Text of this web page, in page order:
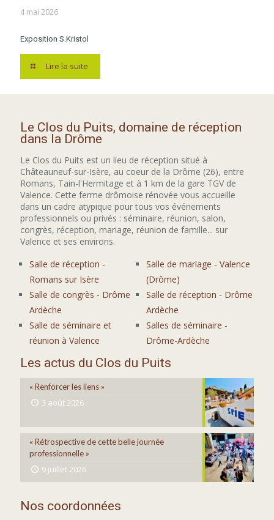
4 mai 2026
Exposition S.Kristol
Lire la suite
Le Clos du Puits, domaine de réception
dans la Drôme
Le Clos du Puits est un lieu de réception situé à
Châteauneuf-sur-Isère, au coeur de la Drôme (26), entre
Romans, Tain-l'Hermitage et à 1 km de la gare TGV de
Valence. Cette ferme drômoise rénovée vous accueille
dans un cadre atypique pour tous vos événements
professionnels ou privés : séminaire, réunion, salon,
congrès, réception, mariage, réunion de famille... sur
Valence et ses environs.
Salle de réception -
Romans sur Isère
Salle de congrès - Drôme
Ardèche
Salle de séminaire et
réunion à Valence
Salle de mariage - Valence
(Drôme)
Salle de réception - Drôme
Ardèche
Salles de séminaire -
Drôme-Ardèche
Les actus du Clos du Puits
« Renforcer les liens »
3 août 2026
« Rétrospective de cette belle journée
professionnelle »
9 juillet 2026
Nos coordonnées